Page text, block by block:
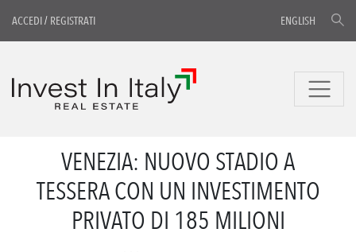
ACCEDI/ REGISTRATI ENGLISH
VENEZIA: NUOVO STADIO A
TESSERA CON UN INVESTIMENTO
PRIVATO DI 185 MILIONI